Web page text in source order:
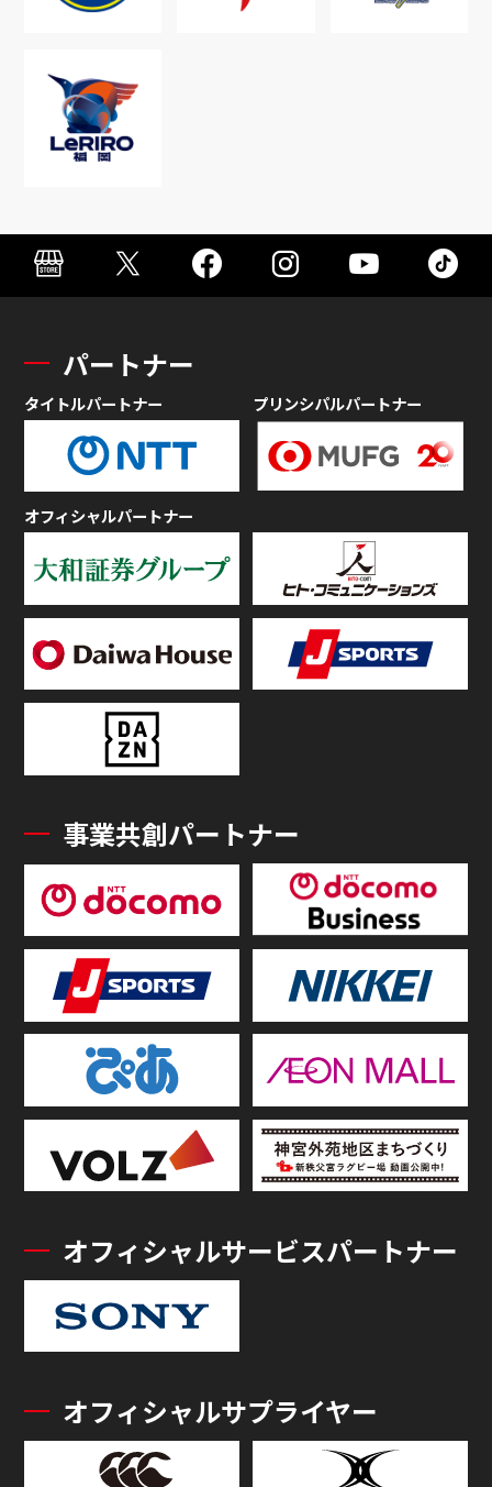
パートナー
タイトルパートナー プリンシパルパートナー
オフィシャルパートナー
事業共創パートナー
オフィシャルサービスパートナー
オフィシャルサプライヤー